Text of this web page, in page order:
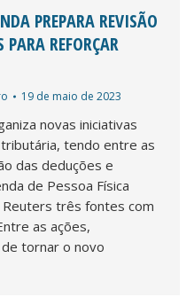
PREPARA REVISÃO
PARA REFORÇAR
19 de maio de 2023
novas iniciativas
tendo entre as
das deduções e
de Pessoa Física
Reuters três fontes com
as ações,
tornar o novo